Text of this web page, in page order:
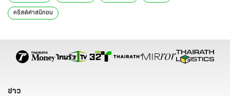
คริสต์ศาสนิกชน
ข่าว